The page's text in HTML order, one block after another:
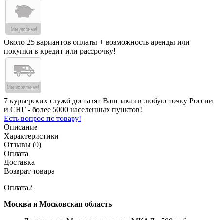
Около 25 вариантов оплаты + возможность аренды или
покупки в кредит или рассрочку!
7 курьерских служб доставят Ваш заказ в любую точку России
и СНГ - более 5000 населенных пунктов!
Есть вопрос по товару!
Описание
Характеристики
Отзывы (0)
Оплата
Доставка
Возврат товара
Оплата2
Москва и Московская область